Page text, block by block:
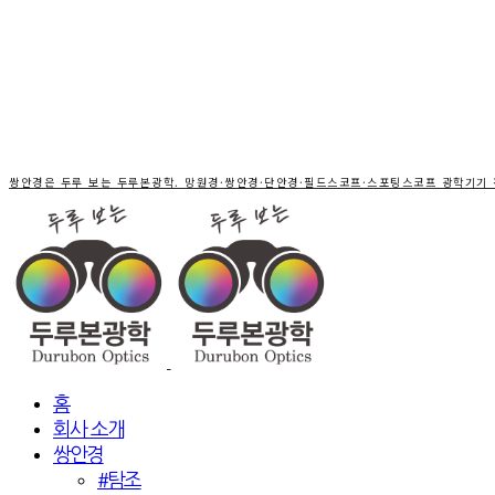
쌍안경은 두루 보는 두루본광학. 망원경·쌍안경·단안경·필드스코프·스포팅스코프 광학기기
홈
회사 소개
쌍안경
#탐조